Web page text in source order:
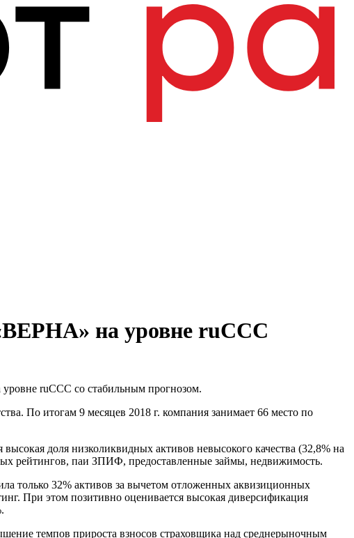
на уровне ruCCC
уровне ruCCC со стабильным прогнозом.
По итогам 9 месяцев 2018 г. компания занимает 66 место по
доля низколиквидных активов невысокого качества (32,8% на
рейтингов, паи ЗПИФ, предоставленные займы, недвижимость.
только 32% активов за вычетом отложенных аквизиционных
При этом позитивно оценивается высокая диверсификация
темпов прироста взносов страховщика над среднерыночным